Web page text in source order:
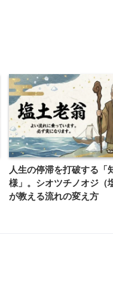
人生の停滞を打破する「
様」。シオツチノオジ（
が教える流れの変え方